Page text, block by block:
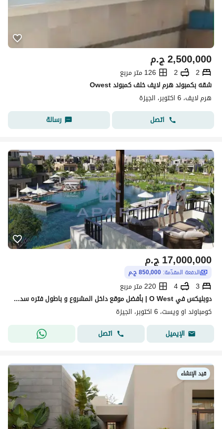
ج.م2,500,000
2
2
126 متر مربع
شقه بكمبوند هرم لايف خلف كمبوند Owest
هرم لايف، 6 اكتوبر، الجيزة
اتصل
رسالة
ج.م17,000,000
الدفعة المقدّمة: 850,000 ج.م
3
4
220 متر مربع
دوبليكس في O West | بأفضل موقع داخل المشروع و باطول فتره سداد و افضل سعر
كومباوند او ويست، 6 اكتوبر، الجيزة
الإيميل
اتصل
قيد الإنشاء